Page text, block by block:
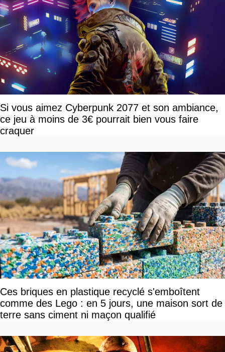
Si vous aimez Cyberpunk 2077 et son ambiance,
ce jeu à moins de 3€ pourrait bien vous faire
craquer
Ces briques en plastique recyclé s'emboîtent
comme des Lego : en 5 jours, une maison sort de
terre sans ciment ni maçon qualifié